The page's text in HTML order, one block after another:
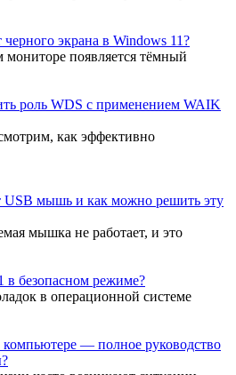
экрана в Windows 11?
появляется тёмный
роль WDS с применением WAIK
как эффективно
USB мышь и как можно решить эту
мышка не работает, и это
в безопасном режиме?
в операционной системе
компьютере — полное руководство